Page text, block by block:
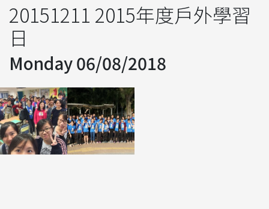
20151211 2015年度戶外學習
日
Monday 06/08/2018